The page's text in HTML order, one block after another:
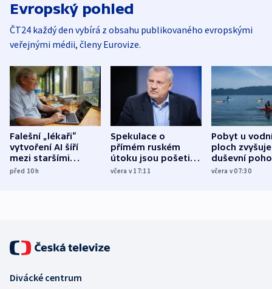
Evropský pohled
ČT24 každý den vybírá z obsahu publikovaného evropskými
veřejnými médii, členy Eurovize.
Falešní „lékaři“
vytvoření AI šíří
mezi staršími
Poláky nebezpečné
před 10h
Spekulace o
přímém ruském
útoku jsou pošetilé,
míní estonský
včera v 17:11
Pobyt u
ploch zvyšuje
duševní
ukázala
včera v 07:30
Divácké centrum